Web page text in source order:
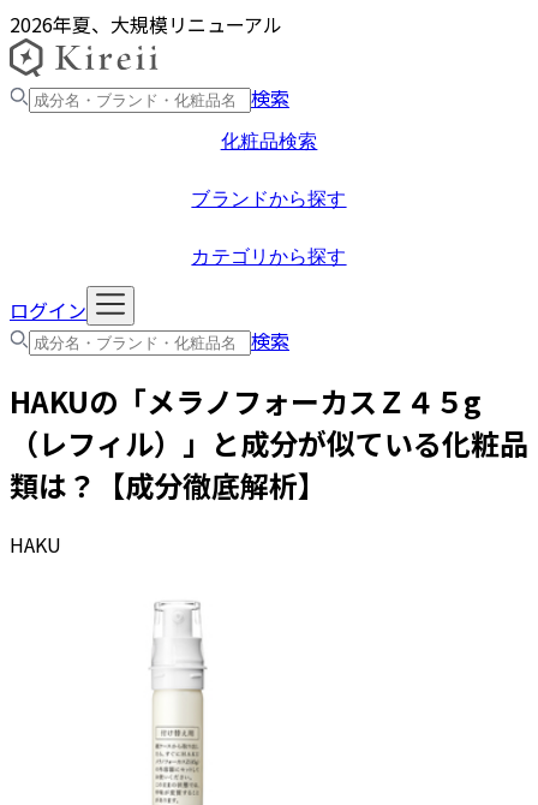
2026年夏、大規模リニューアル
検索
化粧品検索
ブランドから探す
カテゴリから探す
ログイン
検索
HAKUの「メラノフォーカスＺ４５g
（レフィル）
」と成分が似ている化粧品
類は？【成分徹底解析】
HAKU